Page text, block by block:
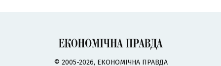
© 2005-2026, ЕКОНОМІЧНА ПРАВДА